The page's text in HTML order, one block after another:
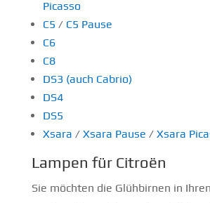
Picasso
C5 / C5 Pause
C6
C8
DS3 (auch Cabrio)
DS4
DS5
Xsara / Xsara Pause / Xsara
Lampen für Citroën
Sie möchten die Glühbirnen in